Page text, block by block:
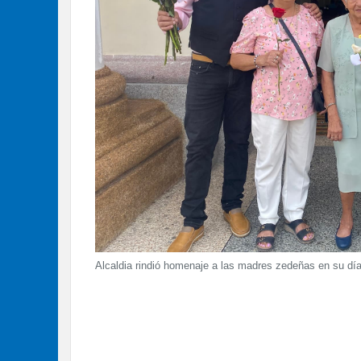
Alcaldia rindió homenaje a las madres zedeñas en su día